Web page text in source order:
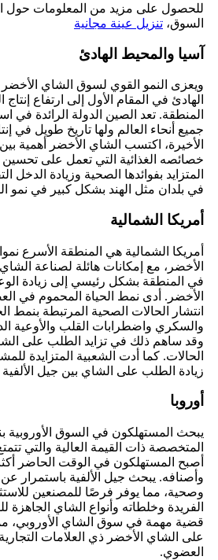
للحصول على مزيد من المعلومات حول
السوق،تنزيل عينة مجانية
آسيا والمحيط الهادئ
ويعزى النمو القوي لسوق الشاي
الهادئ في المقام الأول إلى ارتفاع
المنطقة. تعد الصين الدولة الرائدة في
جميع أنحاء العالم ولها تاريخ طويل في
الأخيرة، اكتسب الشاي الأخضر أهمية
خصائصه الغذائية التي تعمل على
المتزايد بفوائدها الصحية وزيادة الدخل
في بلدان مثل الهند بشكل كبير في نمو
أمريكا الشمالية
أمريكا الشمالية هي المنطقة الأسرع
الأخضر، مع إمكانات هائلة لصناعة
في المنطقة بشكل رئيسي إلى زيادة
الأخضر. أدى نمط الحياة المحموم في
انتشار الحالات الصحية المرتبطة بنمط
والسكري واضطرابات القلب والأوعية
وقد ساهم ذلك في تزايد الطلب على
الحالات. كما أدت الشعبية المتزايدة
زيادة الطلب على الشاي بين جيل الألفية
أوروبا
يبحث المستهلكون في السوق الأوروبية
المتخصصة ذات القيمة العالية والتي
أصبح المستهلكون في الوقت الحاضر
وأصنافه. يبحث جيل الألفية باستمرار عن
وصحية، مما يوفر فرصًا للمصنعين
الفريدة وخلطاته وأنواع الشاي الجاهزة
قضية مهمة في سوق الشاي الأوروبي،
على الشاي الأخضر ذي العلامات
العضوي.